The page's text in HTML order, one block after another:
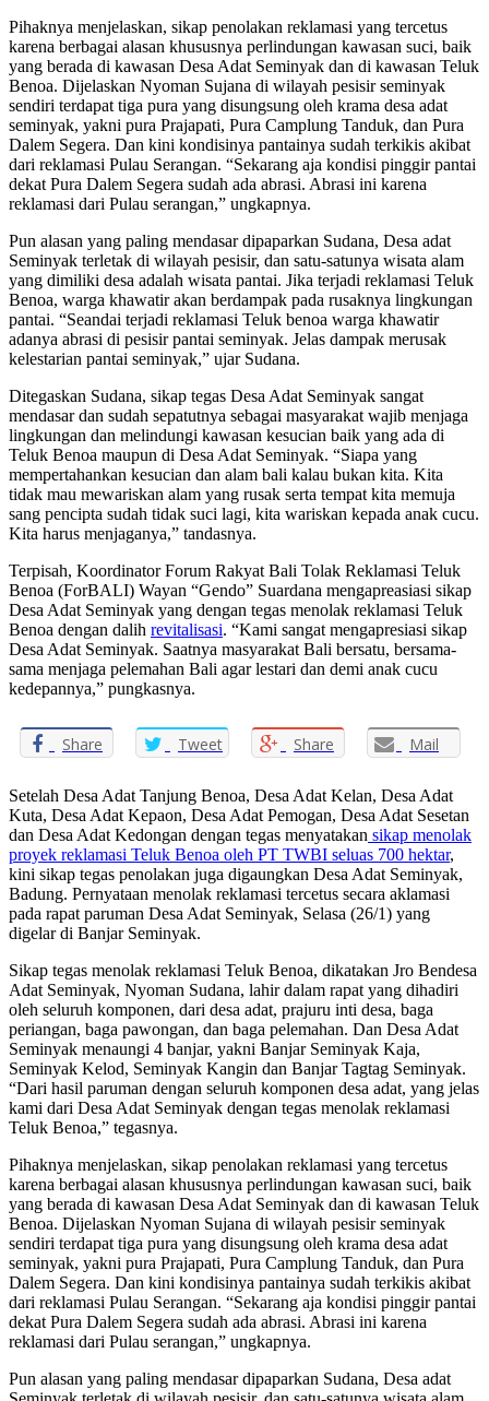
Pihaknya menjelaskan, sikap penolakan reklamasi yang tercetus
karena berbagai alasan khususnya perlindungan kawasan suci, baik
yang berada di kawasan Desa Adat Seminyak dan di kawasan Teluk
Benoa. Dijelaskan Nyoman Sujana di wilayah pesisir seminyak
sendiri terdapat tiga pura yang disungsung oleh krama desa adat
seminyak, yakni pura Prajapati, Pura Camplung Tanduk, dan Pura
Dalem Segera. Dan kini kondisinya pantainya sudah terkikis akibat
dari reklamasi Pulau Serangan. “Sekarang aja kondisi pinggir pantai
dekat Pura Dalem Segera sudah ada abrasi. Abrasi ini karena
reklamasi dari Pulau serangan,” ungkapnya.
Pun alasan yang paling mendasar dipaparkan Sudana, Desa adat
Seminyak terletak di wilayah pesisir, dan satu-satunya wisata alam
yang dimiliki desa adalah wisata pantai. Jika terjadi reklamasi Teluk
Benoa, warga khawatir akan berdampak pada rusaknya lingkungan
pantai. “Seandai terjadi reklamasi Teluk benoa warga khawatir
adanya abrasi di pesisir pantai seminyak. Jelas dampak merusak
kelestarian pantai seminyak,” ujar Sudana.
Ditegaskan Sudana, sikap tegas Desa Adat Seminyak sangat
mendasar dan sudah sepatutnya sebagai masyarakat wajib menjaga
lingkungan dan melindungi kawasan kesucian baik yang ada di
Teluk Benoa maupun di Desa Adat Seminyak. “Siapa yang
mempertahankan kesucian dan alam bali kalau bukan kita. Kita
tidak mau mewariskan alam yang rusak serta tempat kita memuja
sang pencipta sudah tidak suci lagi, kita wariskan kepada anak cucu.
Kita harus menjaganya,” tandasnya.
Terpisah, Koordinator Forum Rakyat Bali Tolak Reklamasi Teluk
Benoa (ForBALI) Wayan “Gendo” Suardana mengapreasiasi sikap
Desa Adat Seminyak yang dengan tegas menolak reklamasi Teluk
Benoa dengan dalih revitalisasi. “Kami sangat mengapresiasi sikap
Desa Adat Seminyak. Saatnya masyarakat Bali bersatu, bersama-
sama menjaga pelemahan Bali agar lestari dan demi anak cucu
kedepannya,” pungkasnya.
Share Tweet Share Mail
Setelah Desa Adat Tanjung Benoa, Desa Adat Kelan, Desa Adat
Kuta, Desa Adat Kepaon, Desa Adat Pemogan, Desa Adat Sesetan
dan Desa Adat Kedongan dengan tegas menyatakan sikap menolak
proyek reklamasi Teluk Benoa oleh PT TWBI seluas 700 hektar,
kini sikap tegas penolakan juga digaungkan Desa Adat Seminyak,
Badung. Pernyataan menolak reklamasi tercetus secara aklamasi
pada rapat paruman Desa Adat Seminyak, Selasa (26/1) yang
digelar di Banjar Seminyak.
Sikap tegas menolak reklamasi Teluk Benoa, dikatakan Jro Bendesa
Adat Seminyak, Nyoman Sudana, lahir dalam rapat yang dihadiri
oleh seluruh komponen, dari desa adat, prajuru inti desa, baga
periangan, baga pawongan, dan baga pelemahan. Dan Desa Adat
Seminyak menaungi 4 banjar, yakni Banjar Seminyak Kaja,
Seminyak Kelod, Seminyak Kangin dan Banjar Tagtag Seminyak.
“Dari hasil paruman dengan seluruh komponen desa adat, yang jelas
kami dari Desa Adat Seminyak dengan tegas menolak reklamasi
Teluk Benoa,” tegasnya.
Pihaknya menjelaskan, sikap penolakan reklamasi yang tercetus
karena berbagai alasan khususnya perlindungan kawasan suci, baik
yang berada di kawasan Desa Adat Seminyak dan di kawasan Teluk
Benoa. Dijelaskan Nyoman Sujana di wilayah pesisir seminyak
sendiri terdapat tiga pura yang disungsung oleh krama desa adat
seminyak, yakni pura Prajapati, Pura Camplung Tanduk, dan Pura
Dalem Segera. Dan kini kondisinya pantainya sudah terkikis akibat
dari reklamasi Pulau Serangan. “Sekarang aja kondisi pinggir pantai
dekat Pura Dalem Segera sudah ada abrasi. Abrasi ini karena
reklamasi dari Pulau serangan,” ungkapnya.
Pun alasan yang paling mendasar dipaparkan Sudana, Desa adat